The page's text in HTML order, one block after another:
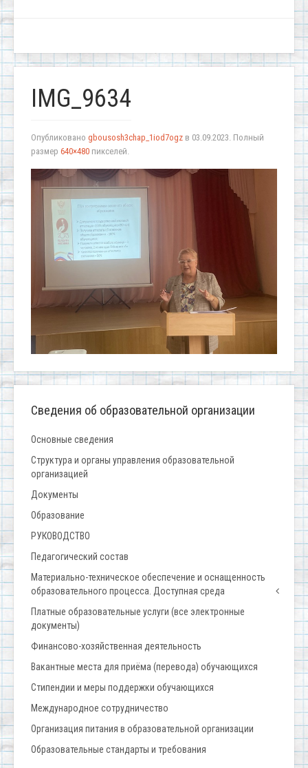
IMG_9634
Опубликовано gbousosh3chap_1iod7ogz в 03.09.2023. Полный
размер 640×480 пикселей.
Сведения об образовательной организации
Основные сведения
Структура и органы управления образовательной
организацией
Документы
Образование
РУКОВОДСТВО
Педагогический состав
Материально-техническое обеспечение и оснащенность
образовательного процесса. Доступная среда
Платные образовательные услуги (все электронные
документы)
Финансово-хозяйственная деятельность
Вакантные места для приёма (перевода) обучающихся
Стипендии и меры поддержки обучающихся
Международное сотрудничество
Организация питания в образовательной организации
Образовательные стандарты и требования